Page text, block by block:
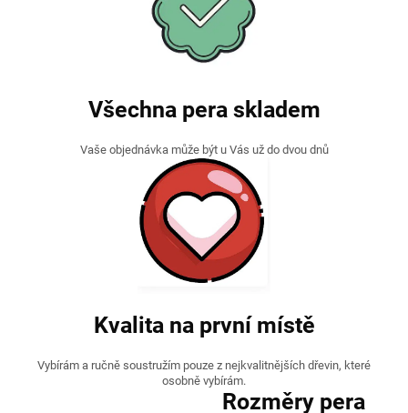
Všechna pera skladem
Vaše objednávka může být u Vás už do dvou dnů
Kvalita na první místě
Vybírám a ručně soustružím pouze z nejkvalitnějších dřevin, které
osobně vybírám.
Rozměry pera